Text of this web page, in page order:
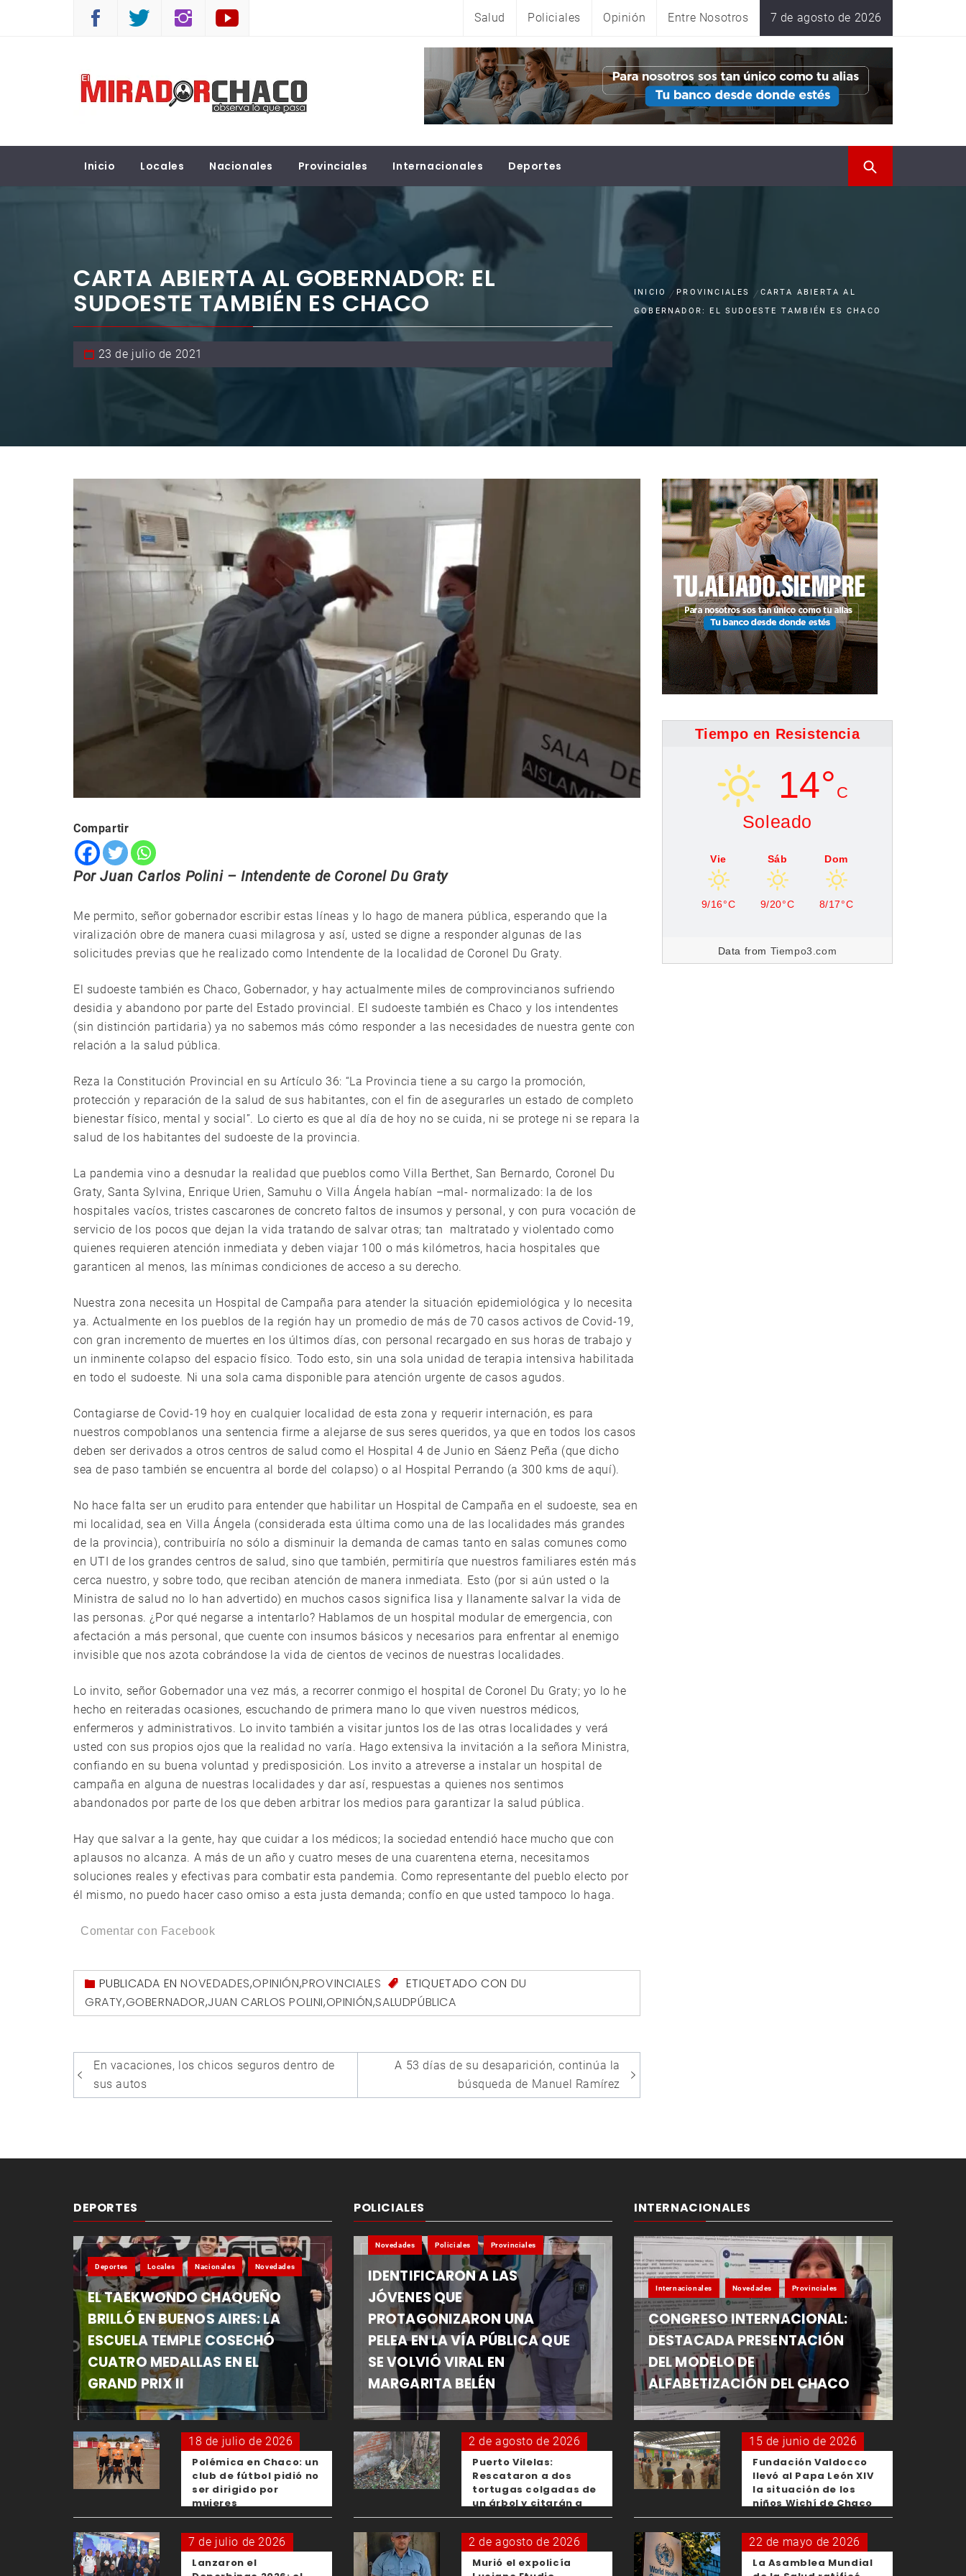
Salud Policiales Opinión Entre Nosotros 7 de agosto de 2026
EL MIRADOR CHACO
Inicio Locales Nacionales Provinciales Internacionales Deportes
CARTA ABIERTA AL GOBERNADOR: EL
SUDOESTE TAMBIÉN ES CHACO
23 de julio de 2021
INICIO PROVINCIALES
CARTA ABIERTA AL
GOBERNADOR: EL SUDOESTE TAMBIÉN ES CHACO
Compartir
Por Juan Carlos Polini – Intendente de Coronel Du Graty
Me permito, señor gobernador escribir estas líneas y lo hago de manera pública, esperando que la
viralización obre de manera cuasi milagrosa y así, usted se digne a responder algunas de las
solicitudes previas que he realizado como Intendente de la localidad de Coronel Du Graty.
El sudoeste también es Chaco, Gobernador, y hay actualmente miles de comprovincianos sufriendo
desidia y abandono por parte del Estado provincial. El sudoeste también es Chaco y los intendentes
(sin distinción partidaria) ya no sabemos más cómo responder a las necesidades de nuestra gente con
relación a la salud pública.
Reza la Constitución Provincial en su Artículo 36: “La Provincia tiene a su cargo la promoción,
protección y reparación de la salud de sus habitantes, con el fin de asegurarles un estado de completo
bienestar físico, mental y social”. Lo cierto es que al día de hoy no se cuida, ni se protege ni se repara la
salud de los habitantes del sudoeste de la provincia.
La pandemia vino a desnudar la realidad que pueblos como Villa Berthet, San Bernardo, Coronel Du
Graty, Santa Sylvina, Enrique Urien, Samuhu o Villa Ángela habían –mal- normalizado: la de los
hospitales vacíos, tristes cascarones de concreto faltos de insumos y personal, y con pura vocación de
servicio de los pocos que dejan la vida tratando de salvar otras; tan maltratado y violentado como
quienes requieren atención inmediata y deben viajar 100 o más kilómetros, hacia hospitales que
garanticen al menos, las mínimas condiciones de acceso a su derecho.
Nuestra zona necesita un Hospital de Campaña para atender la situación epidemiológica y lo necesita
ya. Actualmente en los pueblos de la región hay un promedio de más de 70 casos activos de Covid-19,
con gran incremento de muertes en los últimos días, con personal recargado en sus horas de trabajo y
un inminente colapso del espacio físico. Todo esto, sin una sola unidad de terapia intensiva habilitada
en todo el sudoeste. Ni una sola cama disponible para atención urgente de casos agudos.
Contagiarse de Covid-19 hoy en cualquier localidad de esta zona y requerir internación, es para
nuestros compoblanos una sentencia firme a alejarse de sus seres queridos, ya que en todos los casos
deben ser derivados a otros centros de salud como el Hospital 4 de Junio en Sáenz Peña (que dicho
sea de paso también se encuentra al borde del colapso) o al Hospital Perrando (a 300 kms de aquí).
No hace falta ser un erudito para entender que habilitar un Hospital de Campaña en el sudoeste, sea en
mi localidad, sea en Villa Ángela (considerada esta última como una de las localidades más grandes
de la provincia), contribuiría no sólo a disminuir la demanda de camas tanto en salas comunes como
en UTI de los grandes centros de salud, sino que también, permitiría que nuestros familiares estén más
cerca nuestro, y sobre todo, que reciban atención de manera inmediata. Esto (por si aún usted o la
Ministra de salud no lo han advertido) en muchos casos significa lisa y llanamente salvar la vida de
las personas. ¿Por qué negarse a intentarlo? Hablamos de un hospital modular de emergencia, con
afectación a más personal, que cuente con insumos básicos y necesarios para enfrentar al enemigo
invisible que nos azota cobrándose la vida de cientos de vecinos de nuestras localidades.
Lo invito, señor Gobernador una vez más, a recorrer conmigo el hospital de Coronel Du Graty; yo lo he
hecho en reiteradas ocasiones, escuchando de primera mano lo que viven nuestros médicos,
enfermeros y administrativos. Lo invito también a visitar juntos los de las otras localidades y verá
usted con sus propios ojos que la realidad no varía. Hago extensiva la invitación a la señora Ministra,
confiando en su buena voluntad y predisposición. Los invito a atreverse a instalar un hospital de
campaña en alguna de nuestras localidades y dar así, respuestas a quienes nos sentimos
abandonados por parte de los que deben arbitrar los medios para garantizar la salud pública.
Hay que salvar a la gente, hay que cuidar a los médicos; la sociedad entendió hace mucho que con
aplausos no alcanza. A más de un año y cuatro meses de una cuarentena eterna, necesitamos
soluciones reales y efectivas para combatir esta pandemia. Como representante del pueblo electo por
él mismo, no puedo hacer caso omiso a esta justa demanda; confío en que usted tampoco lo haga.
Comentar con Facebook
PUBLICADA ENNOVEDADES,OPINIÓN,PROVINCIALES ETIQUETADO CON DU
GRATY,GOBERNADOR,JUAN CARLOS POLINI,OPINIÓN,SALUDPÚBLICA
Navegación
de
En vacaciones, los chicos seguros dentro de
sus autos
A 53 días de su desaparición, continúa la
búsqueda de Manuel Ramírez
Tiempo en Resistencia
14° C
Soleado
Vie
9/16°C
Sáb
9/20°C
Dom
8/17°C
Data from Tiempo3.com
DEPORTES
Deportes Locales Nacionales Novedades
EL TAEKWONDO CHAQUEÑO
BRILLÓ EN BUENOS AIRES: LA
ESCUELA TEMPLE COSECHÓ
CUATRO MEDALLAS EN EL
GRAND PRIX II
18 de julio de 2026
Polémica en Chaco: un
club de fútbol pidió no
ser dirigido por
mujeres
7 de julio de 2026
Lanzaron el
POLICIALES
Novedades Policiales Provinciales
IDENTIFICARON A LAS
JÓVENES QUE
PROTAGONIZARON UNA
PELEA EN LA VÍA PÚBLICA QUE
SE VOLVIÓ VIRAL EN
MARGARITA BELÉN
2 de agosto de 2026
Puerto Vilelas:
Rescataron a dos
tortugas colgadas de
un árbol y citarán a
los padres de los
menores responsables
2 de agosto de 2026
Murió el expolicía
INTERNACIONALES
Internacionales Novedades Provinciales
CONGRESO INTERNACIONAL:
DESTACADA PRESENTACIÓN
DEL MODELO DE
ALFABETIZACIÓN DEL CHACO
15 de junio de 2026
Fundación Valdocco
llevó al Papa León XIV
la situación de los
niños Wichí de Chaco
22 de mayo de 2026
La Asamblea Mundial